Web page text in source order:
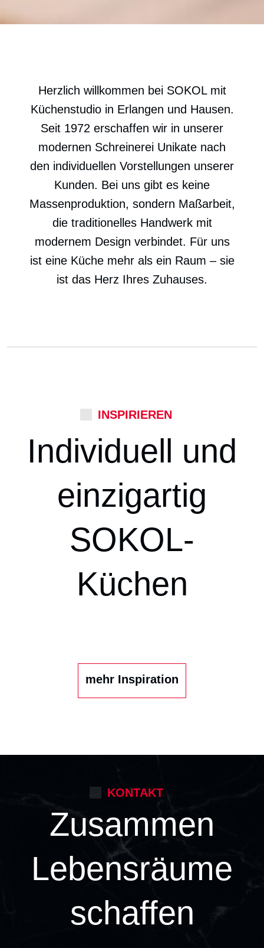
Herzlich willkommen bei SOKOL mit
Küchenstudio in Erlangen und Hausen.
Seit 1972 erschaffen wir in unserer
modernen Schreinerei Unikate nach
den individuellen Vorstellungen unserer
Kunden. Bei uns gibt es keine
Massenproduktion, sondern Maßarbeit,
die traditionelles Handwerk mit
modernem Design verbindet. Für uns
ist eine Küche mehr als ein Raum – sie
ist das Herz Ihres Zuhauses.
INSPIRIEREN
Individuell und
einzigartig
SOKOL-
Küchen
mehr Inspiration
KONTAKT
Zusammen
Lebensräume
schaffen